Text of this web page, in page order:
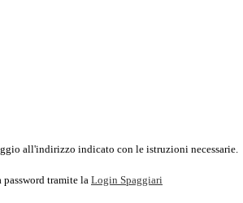
all'indirizzo indicato con le istruzioni necessarie.
tramite la Login Spaggiari